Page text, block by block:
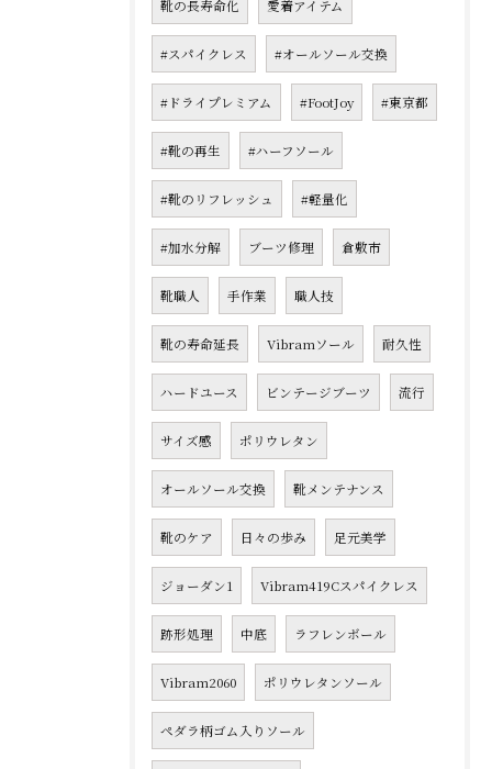
靴の長寿命化 愛着アイテム
#スパイクレス #オールソール交換
#ドライプレミアム #FootJoy #東京都
#靴の再生 #ハーフソール
#靴のリフレッシュ #軽量化
#加水分解 ブーツ修理 倉敷市
靴職人 手作業 職人技
靴の寿命延長 Vibramソール 耐久性
ハードユース ビンテージブーツ 流行
サイズ感 ポリウレタン
オールソール交換 靴メンテナンス
靴のケア 日々の歩み 足元美学
ジョーダン1 Vibram419Cスパイクレス
跡形処理 中底 ラフレンボール
Vibram2060 ポリウレタンソール
ペダラ柄ゴム入りソール